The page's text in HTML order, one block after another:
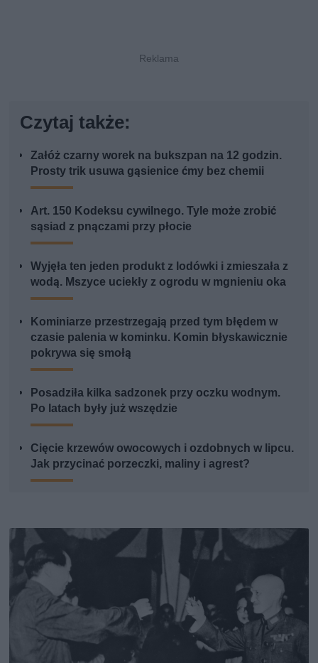
Czytaj także:
Załóż czarny worek na bukszpan na 12 godzin.
Prosty trik usuwa gąsienice ćmy bez chemii
Art. 150 Kodeksu cywilnego. Tyle może zrobić
sąsiad z pnączami przy płocie
Wyjęła ten jeden produkt z lodówki i zmieszała z
wodą. Mszyce uciekły z ogrodu w mgnieniu oka
Kominiarze przestrzegają przed tym błędem w
czasie palenia w kominku. Komin błyskawicznie
pokrywa się smołą
Posadziła kilka sadzonek przy oczku wodnym.
Po latach były już wszędzie
Cięcie krzewów owocowych i ozdobnych w lipcu.
Jak przycinać porzeczki, maliny i agrest?